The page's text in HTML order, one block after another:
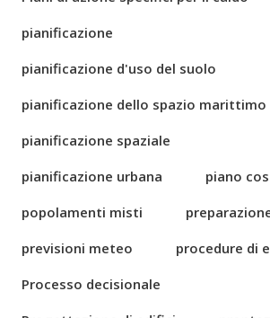
pianificazione
pianificazione d'uso del suolo
pianificazione dello spazio marittimo
pianificazione spaziale
pianificazione urbana
piano
popolamenti misti
previsioni meteo
procedure di
Processo decisionale